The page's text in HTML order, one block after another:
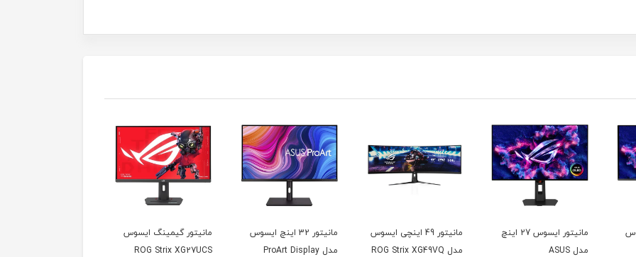
مانیتور ایسوس 27 اینچ
مدل ASUS
مانیتور 49 اینچی ایسوس
مدل ROG Strix XG49VQ
مانیتور 32 اینچ ایسوس
مدل ProArt Display
مانیتور گیمینگ ایسوس
ROG Strix XG27UCS